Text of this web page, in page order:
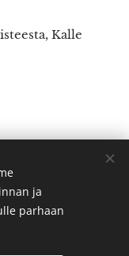
Kalle
ja
parhaan